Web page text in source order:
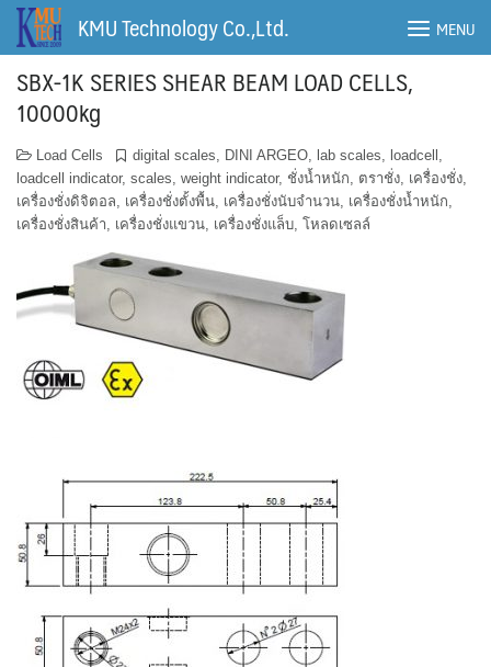
Skip
KMU Technology Co.,Ltd. MENU
SBX-1K SERIES SHEAR BEAM LOAD CELLS,
10000kg
Load Cells digital scales, DINI ARGEO, lab scales, loadcell ,
loadcell indicator, scales, weight indicator, ชั่งน้ำหนัก, ตราชั่ง, เครื่องชั่ง,
เครื่องชั่งดิจิตอล, เครื่องชั่งตั้งพื้น, เครื่องชั่งนับจำนวน, เครื่องชั่งน้ำหนัก,
เครื่องชั่งสินค้า, เครื่องชั่งแขวน, เครื่องชั่งแล็บ, โหลดเซลล์